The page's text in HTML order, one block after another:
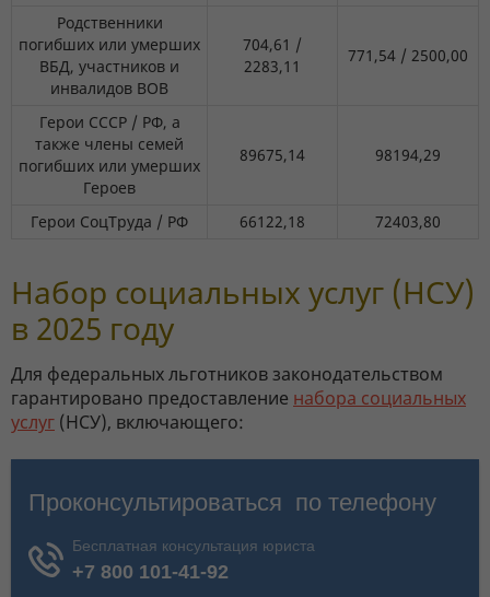
Родственники
погибших или умерших
ВБД, участников и
инвалидов ВОВ
704,61 /
2283,11
771,54 / 2500,00
Герои СССР / РФ, а
также члены семей
погибших или умерших
Героев
89675,14 98194,29
Герои СоцТруда / РФ 66122,18 72403,80
Набор социальных услуг (НСУ)
в 2025 году
Для федеральных льготников законодательством
гарантировано предоставление набора социальных
услуг (НСУ), включающего: